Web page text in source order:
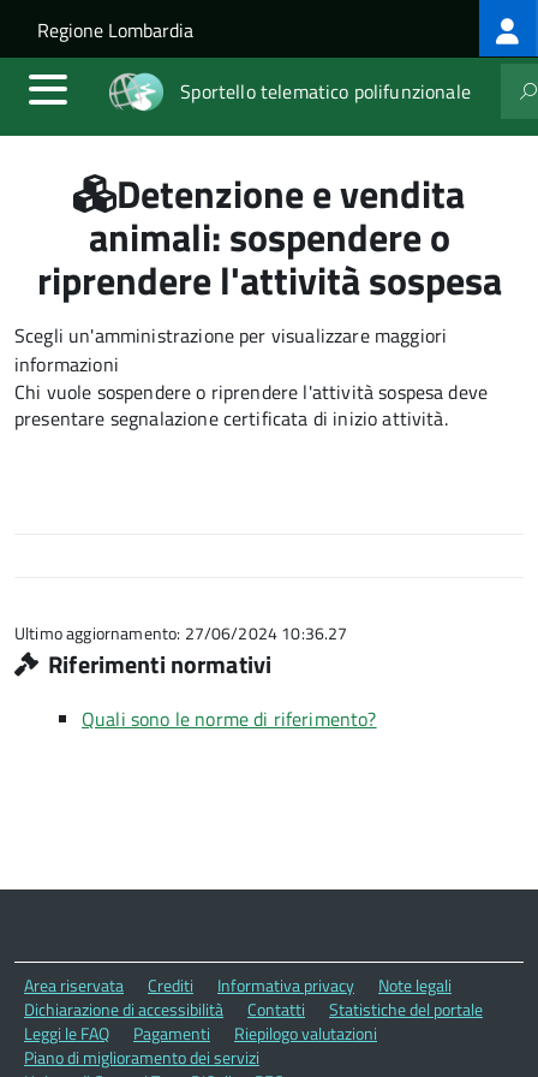
Salta al contenuto principale
Skip to site navigation
Regione Lombardia
Sportello telematico polifunzionale
Detenzione e vendita
animali: sospendere o
riprendere l'attività sospesa
Scegli un'amministrazione per visualizzare maggiori
informazioni
Chi vuole sospendere o riprendere l'attività sospesa deve
presentare segnalazione certificata di inizio attività.
Ultimo aggiornamento: 27/06/2024 10:36.27
Riferimenti normativi
Quali sono le norme di riferimento?
Area riservata Crediti Informativa privacy
Note legali
Dichiarazione di accessibilità
Contatti
Statistiche del portale
Leggi le FAQ
Pagamenti
Riepilogo valutazioni
Piano di miglioramento dei servizi